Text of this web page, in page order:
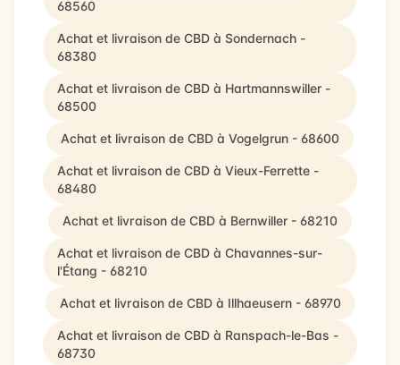
68560
Achat et livraison de CBD à Sondernach -
68380
Achat et livraison de CBD à Hartmannswiller -
68500
Achat et livraison de CBD à Vogelgrun - 68600
Achat et livraison de CBD à Vieux-Ferrette -
68480
Achat et livraison de CBD à Bernwiller - 68210
Achat et livraison de CBD à Chavannes-sur-
l'Étang - 68210
Achat et livraison de CBD à Illhaeusern - 68970
Achat et livraison de CBD à Ranspach-le-Bas -
68730